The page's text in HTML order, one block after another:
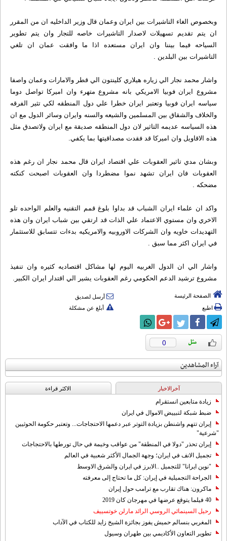
وبخصوص الغاء التاشيرات بين ايران وعمان قال وزير الداخليه ان من المقرر
ان يتم تقديم تسهيلات لاصدار التاشيرات خاصه للتجار وان يتم تطوير
السياحه فيما بيننا وان ايران مستعده اذا ما وافقت عمان ان تلغي
التاشيرات بين البلدين .
واشار محمد نجار الي زياره هيلاري كلينتون الي قطر والامارات وعمان واصفا
مشروع ايران فوبيا الامريكي بانه مشروع متهرء وان اميركا تواصل دوما
سياسه ايران فوبيا وتعتبر ايران خطرا علي دول المنطقه لكي تثير الفرقه
والخلاف والشقاق بين المسلمين والشيعه والسنه وايران وسائر الدول مع ان
هذه السياسه عديمه التاثير لان دول المنطقه صديقة مع ايران ولاتصدق مثل
هذه الاقاويل وان اميركا قد فقدت مصداقيتها بما يكفي.
وبشان مدي تاثير العقوبات علي اقتصاد ايران قال محمد نجار ان رغم هذه
العقوبات فان ايران تشهد نموا مضطردا وان العقوبات اصبحت كنكته
مضحكه .
واكد ان علماء ايران الشباب قد بداوا بلوغ قمم التقنيه والعلم الواحده تلو
الاخري وان مستوي الاعتماد علي الذات قد ارتقي بين شباب ايران وان هذه
التهديدات خاويه وان الشركات الاوروبيه والامريكيه بدءات تتسابق للاستثمار
في ايران اكثر مما سبق .
واشار الي ان الدول الغربيه اليوم لها مشاكل اقتصاديه كثيره وان تنفيذ
مشروع ترشيد الدعم الحكومي رغم العقوبات يشير الي اقتدار ايران الكبير.
الصفحة الرئيسة
أرسل لصديق
اطبع
أبلغ عن مشكلة
0
آراء المشاهدين
آخرالاخبار الاکثر قراءة
زيادة متابعين انستقرام
ضبط شبكة لتبييض الاموال في ايران
إيران تتهم واشنطن بزيادة التوتر عبر دعمها الاحتجاجات... وتعتبر حكومة الحوثيين
"شرعية"
إيران تحذر "دولا في المنطقة" من عواقب وخيمة في حال تورطها بالاحتجاجات
تجميل الانف في ايران؛ وجهة الجمال الأكثر شعبية في العالم
"نوين ايرانا" للتجميل ..الابرز في ايران والشرق الاوسط
الجراحة التجميلية في إيران: كل ما تحتاج إلى معرفته
ماكرون: هناك تقارب مع ترامب حول إيران
40 فيلما يتوقع عرضها في مهرجان كان 2019
رحيل السينمائي الروسي الرائد مارلن خوتسييف
المغربي بنسالم حميش يفوز بجائزة الشيخ زايد للكتاب في الآداب
تطوير التعاون الأكاديمي بين طهران وسيول